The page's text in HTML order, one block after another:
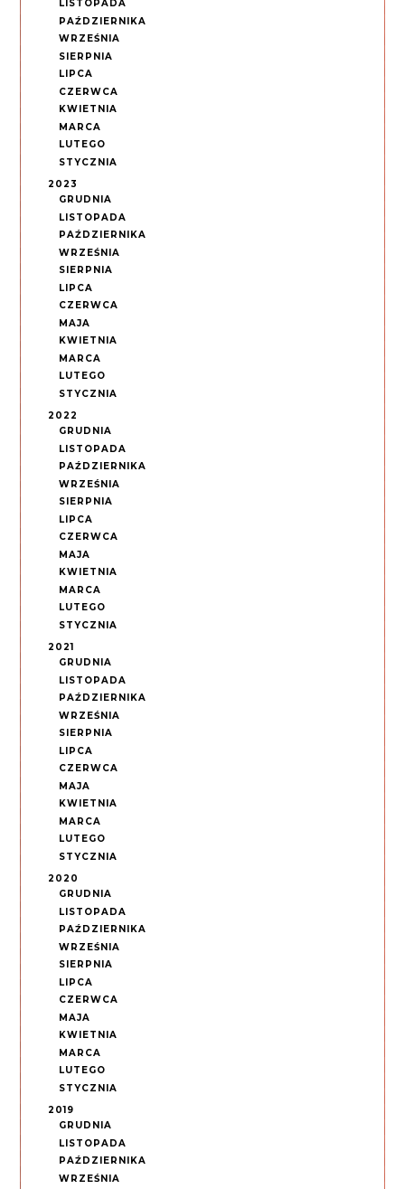
LISTOPADA
PAŹDZIERNIKA
WRZEŚNIA
SIERPNIA
LIPCA
CZERWCA
KWIETNIA
MARCA
LUTEGO
STYCZNIA
2023
GRUDNIA
LISTOPADA
PAŹDZIERNIKA
WRZEŚNIA
SIERPNIA
LIPCA
CZERWCA
MAJA
KWIETNIA
MARCA
LUTEGO
STYCZNIA
2022
GRUDNIA
LISTOPADA
PAŹDZIERNIKA
WRZEŚNIA
SIERPNIA
LIPCA
CZERWCA
MAJA
KWIETNIA
MARCA
LUTEGO
STYCZNIA
2021
GRUDNIA
LISTOPADA
PAŹDZIERNIKA
WRZEŚNIA
SIERPNIA
LIPCA
CZERWCA
MAJA
KWIETNIA
MARCA
LUTEGO
STYCZNIA
2020
GRUDNIA
LISTOPADA
PAŹDZIERNIKA
WRZEŚNIA
SIERPNIA
LIPCA
CZERWCA
MAJA
KWIETNIA
MARCA
LUTEGO
STYCZNIA
2019
GRUDNIA
LISTOPADA
PAŹDZIERNIKA
WRZEŚNIA